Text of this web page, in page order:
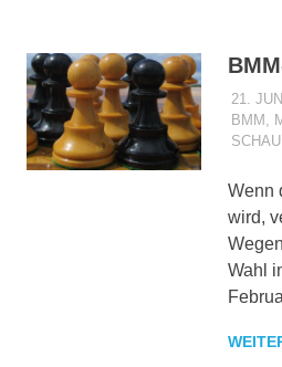
21.
BMM ,
Wenn
wird,
Wahl